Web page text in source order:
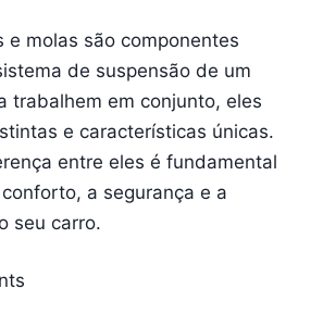
e molas são componentes
de suspensão de um
trabalhem em conjunto, eles
e características únicas.
entre eles é fundamental
a segurança e a
seu carro.